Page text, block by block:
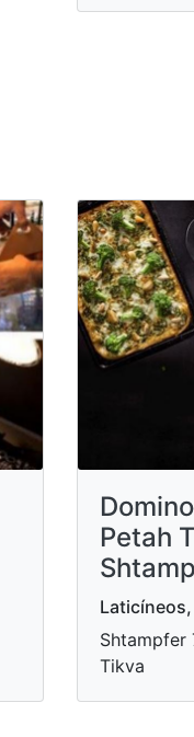
Petah
Shtampfer
Tikva